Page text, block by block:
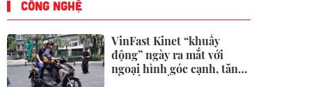
CÔNG NGHỆ
VinFast Kinet “khuấy
động” ngày ra mắt với
ngoại hình góc cạnh, tăng